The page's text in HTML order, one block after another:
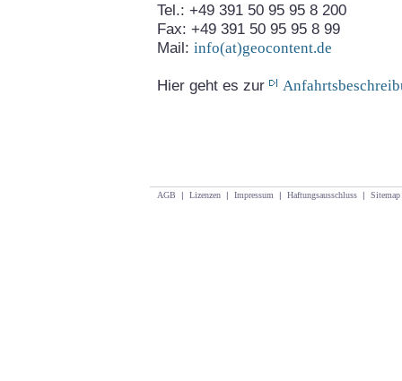
Tel.: +49 391 50 95 95 8 200
Fax: +49 391 50 95 95 8 99
Mail: info(at)geocontent.de
Hier geht es zur
AGB | Lizenzen | Impressum | Haftungsausschluss | Sitemap